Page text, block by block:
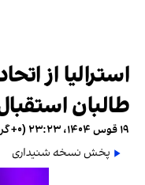
استرالیا از
طالبان
۱۹ قوس ۱۴۰۴، ۲۳:۲۳ (‎+۰ گرینویچ)
پخش نسخه شنیداری